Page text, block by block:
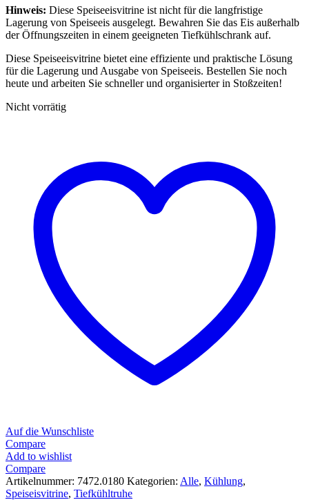
Hinweis: Diese Speiseeisvitrine ist nicht für die langfristige
Lagerung von Speiseeis ausgelegt. Bewahren Sie das Eis außerhalb
der Öffnungszeiten in einem geeigneten Tiefkühlschrank auf.
Diese Speiseeisvitrine bietet eine effiziente und praktische Lösung
für die Lagerung und Ausgabe von Speiseeis. Bestellen Sie noch
heute und arbeiten Sie schneller und organisierter in Stoßzeiten!
Nicht vorrätig
Auf die Wunschliste
Compare
Add to wishlist
Compare
Artikelnummer: 7472.0180 Kategorien: Alle, Kühlung,
Speiseisvitrine, Tiefkühltruhe